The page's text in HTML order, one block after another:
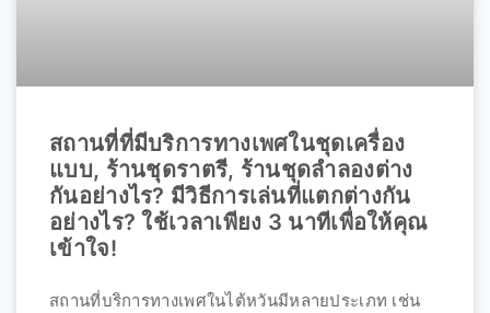
สถานที่ที่มีบริการทางเพศในชุดเครื่อง
แบบ, ร้านชุดราตรี, ร้านชุดลำลองต่าง
กันอย่างไร? มีวิธีการเล่นที่แตกต่างกัน
อย่างไร? ใช้เวลาเพียง 3 นาทีเพื่อให้คุณ
เข้าใจ!
สถานที่บริการทางเพศในไต้หวันมีหลายประเภท เช่น